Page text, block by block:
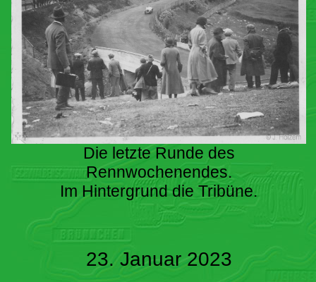
Die letzte Runde des
Rennwochenendes.
Im Hintergrund die Tribüne.
23. Januar 2023